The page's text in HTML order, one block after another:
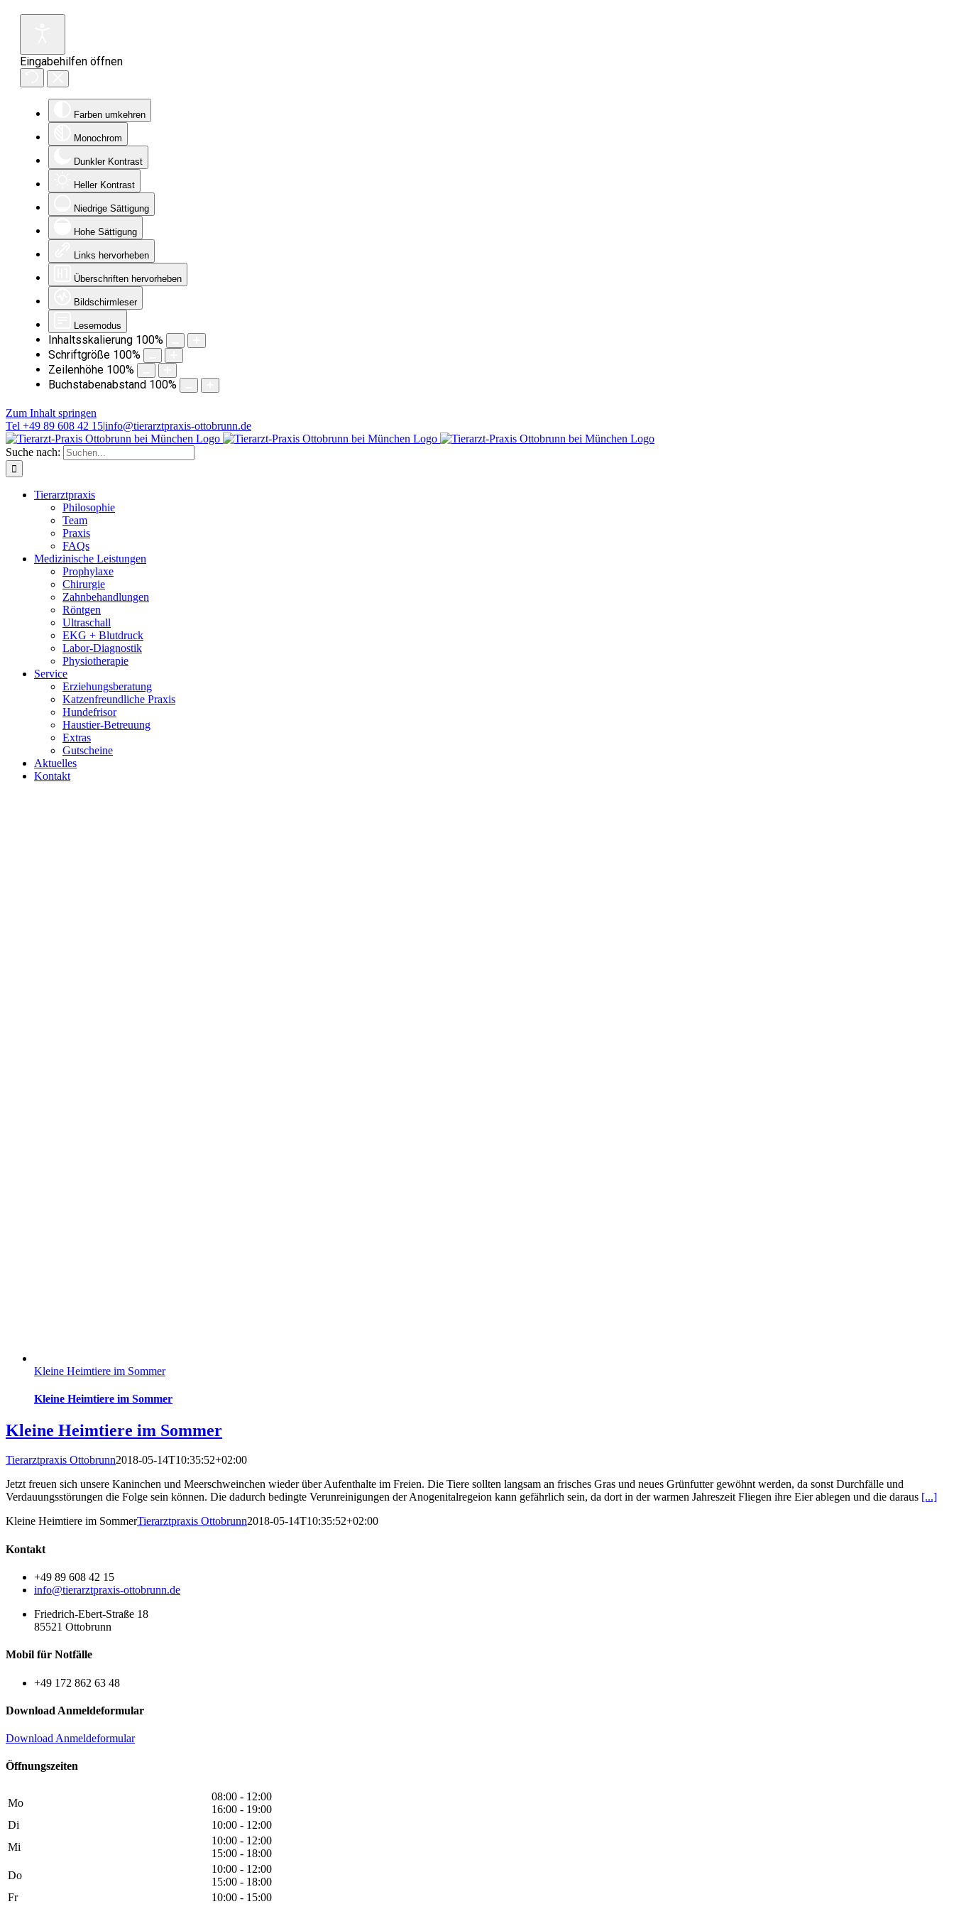
Eingabehilfen öffnen
Farben umkehren
Monochrom
Dunkler Kontrast
Heller Kontrast
Niedrige Sättigung
Hohe Sättigung
Links hervorheben
Überschriften hervorheben
Bildschirmleser
Lesemodus
Inhaltsskalierung 100%
Schriftgröße 100%
Zeilenhöhe 100%
Buchstabenabstand 100%
Zum Inhalt springen
Tel +49 89 608 42 15|info@tierarztpraxis-ottobrunn.de
Suche nach:
Tierarztpraxis
Philosophie
Team
Praxis
FAQs
Medizinische Leistungen
Prophylaxe
Chirurgie
Zahnbehandlungen
Röntgen
Ultraschall
EKG + Blutdruck
Labor-Diagnostik
Physiotherapie
Service
Erziehungsberatung
Katzenfreundliche Praxis
Hundefrisor
Haustier-Betreuung
Extras
Gutscheine
Aktuelles
Kontakt
Kleine Heimtiere im Sommer
Kleine Heimtiere im Sommer
Kleine Heimtiere im Sommer
Tierarztpraxis Ottobrunn2018-05-14T10:35:52+02:00
Jetzt freuen sich unsere Kaninchen und Meerschweinchen wieder über Aufenthalte im Freien. Die Tiere sollten langsam an frisches Gras und neues Grünfutter gewöhnt werden, da sonst Durchfälle und
Verdauungsstörungen die Folge sein können. Die dadurch bedingte Verunreinigungen der Anogenitalregeion kann gefährlich sein, da dort in der warmen Jahreszeit Fliegen ihre Eier ablegen und die daraus [...]
Kleine Heimtiere im SommerTierarztpraxis Ottobrunn2018-05-14T10:35:52+02:00
Kontakt
+49 89 608 42 15
info@tierarztpraxis-ottobrunn.de
Friedrich-Ebert-Straße 18
85521 Ottobrunn
Mobil für Notfälle
+49 172 862 63 48
Download Anmeldeformular
Download Anmeldeformular
Öffnungszeiten
Mo
08:00 - 12:00
16:00 - 19:00
Di
10:00 - 12:00
Mi
10:00 - 12:00
15:00 - 18:00
Do
10:00 - 12:00
15:00 - 18:00
Fr
10:00 - 15:00